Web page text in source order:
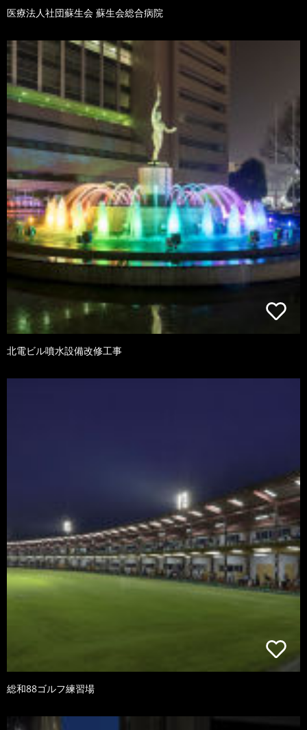
医療法人社団蘇生会 蘇生会総合病院
北電ビル噴水設備改修工事
総和88ゴルフ練習場